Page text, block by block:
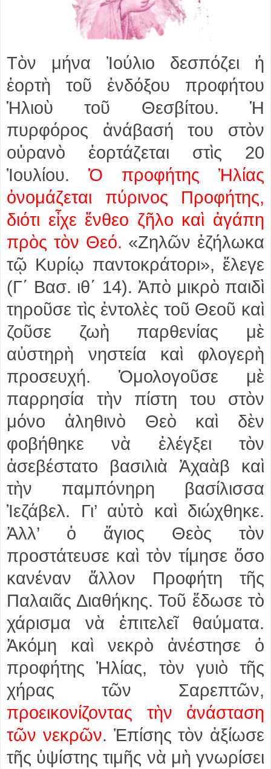
Τὸν μήνα Ἰούλιο δεσπόζει ἡ
ἑορτὴ τοῦ ἐνδόξου προφήτου
Ἡλιοὺ τοῦ Θεσβίτου. Ἡ
πυρφόρος ἀνάβασή του στὸν
οὐρανὸ ἑορτάζεται στὶς 20
Ἰουλίου. Ὁ προφήτης Ἠλίας
ὀνομάζεται πύρινος Προφήτης,
διότι εἶχε ἔνθεο ζῆλο καὶ ἀγάπη
πρὸς τὸν Θεό. «Ζηλῶν ἐζήλωκα
τῷ Κυρίῳ παντοκράτορι», ἔλεγε
(Γ΄ Βασ. ιθ΄ 14). Ἀπὸ μικρὸ παιδὶ
τηροῦσε τὶς ἐντολὲς τοῦ Θεοῦ καὶ
ζοῦσε ζωὴ παρθενίας μὲ
αὐστηρὴ νηστεία καὶ φλογερὴ
προσευχή. Ὁμολογοῦσε μὲ
παρρησία τὴν πίστη του στὸν
μόνο ἀληθινὸ Θεὸ καὶ δὲν
φοβήθηκε νὰ ἐλέγξει τὸν
ἀσεβέστατο βασιλιὰ Ἀχαὰβ καὶ
τὴν παμπόνηρη βασίλισσα
Ἰεζάβελ. Γι’ αὐτὸ καὶ διώχθηκε.
Ἀλλ’ ὁ ἅγιος Θεὸς τὸν
προστάτευσε καὶ τὸν τίμησε ὅσο
κανέναν ἄλλον Προφήτη τῆς
Παλαιᾶς Διαθήκης. Τοῦ ἔδωσε τὸ
χάρισμα νὰ ἐπιτελεῖ θαύματα.
Ἀκόμη καὶ νεκρὸ ἀνέστησε ὁ
προφήτης Ἠλίας, τὸν γυιὸ τῆς
χήρας τῶν Σαρεπτῶν,
προεικονίζοντας τὴν ἀνάσταση
τῶν νεκρῶν. Ἐπίσης τὸν ἀξίωσε
τῆς ὑψίστης τιμῆς νὰ μὴ γνωρίσει